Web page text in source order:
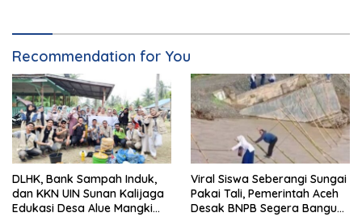
Recommendation for You
DLHK, Bank Sampah Induk,
dan KKN UIN Sunan Kalijaga
Edukasi Desa Alue Mangki
Viral Siswa Seberangi Sungai
Pakai Tali, Pemerintah Aceh
Desak BNPB Segera Bangun